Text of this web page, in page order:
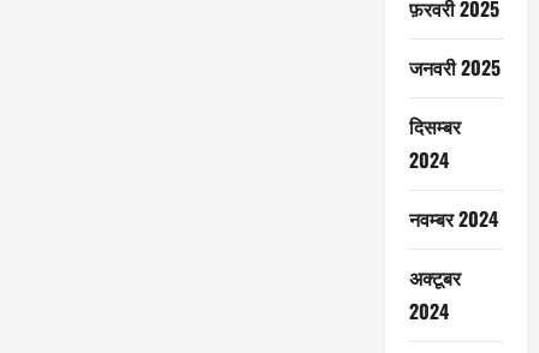
फ़रवरी 2025
जनवरी 2025
दिसम्बर
2024
नवम्बर 2024
अक्टूबर
2024